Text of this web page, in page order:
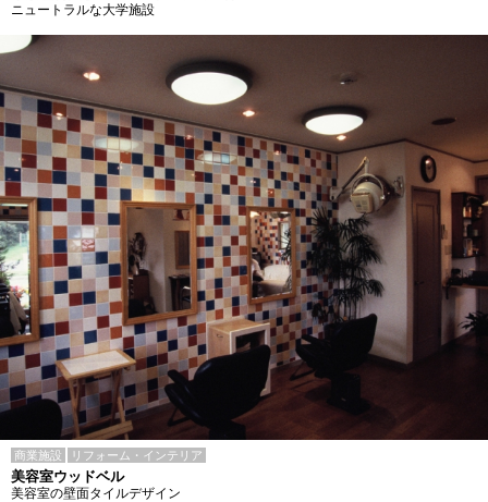
ニュートラルな大学施設
商業施設 リフォーム・インテリア
美容室ウッドベル
美容室の壁面タイルデザイン